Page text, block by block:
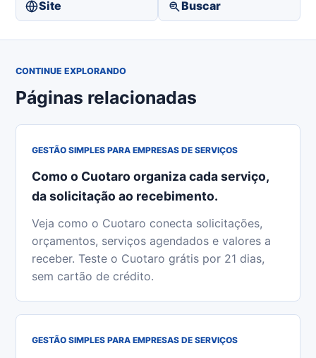
Site Buscar
CONTINUE EXPLORANDO
Páginas relacionadas
GESTÃO SIMPLES PARA EMPRESAS DE SERVIÇOS
Como o Cuotaro organiza cada serviço,
da solicitação ao recebimento.
Veja como o Cuotaro conecta solicitações,
orçamentos, serviços agendados e valores a
receber. Teste o Cuotaro grátis por 21 dias,
sem cartão de crédito.
GESTÃO SIMPLES PARA EMPRESAS DE SERVIÇOS